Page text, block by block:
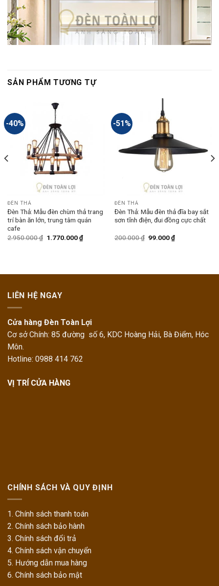
SẢN PHẨM TƯƠNG TỰ
-40%
ĐÈN THẢ
Đèn Thả: Mẫu đèn chùm thả trang
trí bàn ăn lớn, trung tâm quán
cafe
2.950.000₫ 1.770.000₫
-51%
ĐÈN THẢ
Đèn Thả: Mẫu đèn thả đĩa bay sắt
sơn tĩnh điện, đui đồng cực chất
200.000₫ 99.000₫
LIÊN HỆ NGAY
Cửa hàng Đèn Toàn Lợi
Cơ sở Chính: 85 đường số 6, KDC Hoàng Hải, Bà Điểm, Hóc
Môn.
Hotline: 0988 414 762
VỊ TRÍ CỬA HÀNG
CHÍNH SÁCH VÀ QUY ĐỊNH
1. Chính sách thanh toán
2. Chính sách bảo hành
3. Chính sách đổi trả
4. Chính sách vận chuyển
5. Hướng dẫn mua hàng
6. Chính sách bảo mật